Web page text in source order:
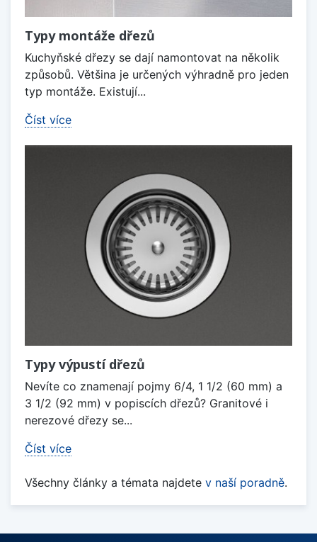
Typy montáže dřezů
Kuchyňské dřezy se dají namontovat na několik
způsobů. Většina je určených výhradně pro jeden
typ montáže. Existují...
Číst více
Typy výpustí dřezů
Nevíte co znamenají pojmy 6/4, 1 1/2 (60 mm) a
3 1/2 (92 mm) v popiscích dřezů? Granitové i
nerezové dřezy se...
Číst více
Všechny články a témata najdete v naší poradně.